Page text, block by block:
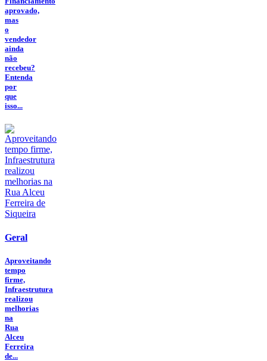
aprovado,
mas
o
vendedor
ainda
não
recebeu?
Entenda
por
que
isso...
Geral
Aproveitando
tempo
firme,
Infraestrutura
realizou
melhorias
na
Rua
Alceu
Ferreira
de...